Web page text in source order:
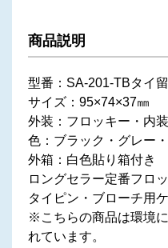
商品説明
型番：SA-201-TBタイ
サイズ：95×74×37㎜
外装：フロッキー・内
色：ブラック・グレー
外箱：白色貼り箱付き
ロングセラー定番フロ
タイピン・ブローチ用
※こちらの商品は環境
れています。